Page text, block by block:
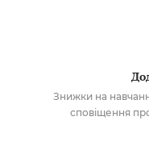
Знижки на
сповіщення